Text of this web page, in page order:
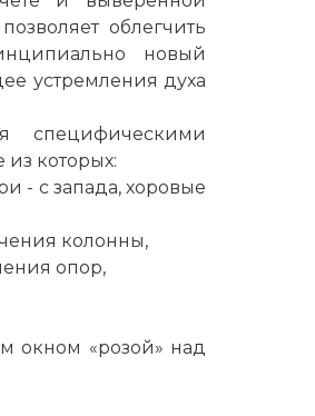
облегчить
новый
устремления духа
специфическими
которых:
- с запада, хоровые
колонны,
опор,
окном «розой» над